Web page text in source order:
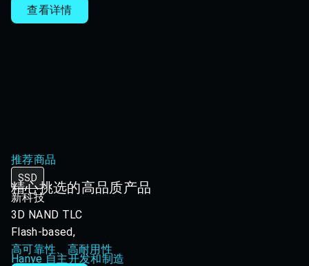
查看详情
SSD
新科技
3D NAND TLC
Flash-based,
高可靠性、高耐用性
推荐商品
精心挑选的高品质产品
Hanye 自主开发和制造